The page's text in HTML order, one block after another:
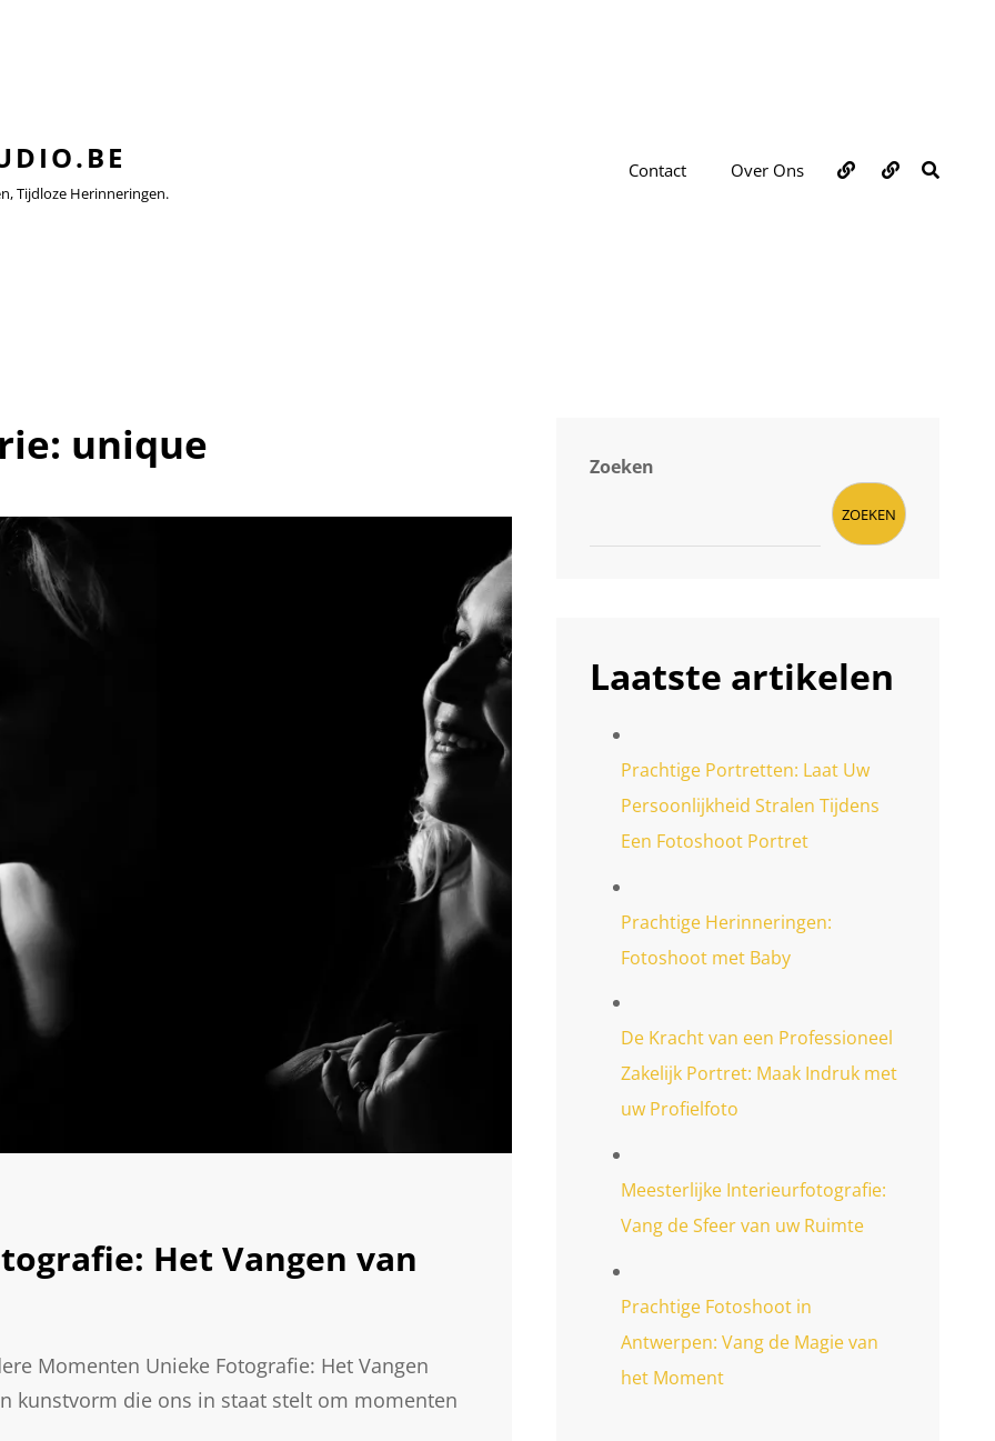
Tijdloze Herinneringen.
Contact Over Ons Over
ons
Contact
unique
Het Vangen van
Momenten Unieke Fotografie: Het Vangen
kunstvorm die ons in staat stelt om momenten
Zoeken
ZOEKEN
Laatste artikelen
Prachtige Portretten: Laat Uw
Persoonlijkheid Stralen Tijdens
Een Fotoshoot Portret
Prachtige Herinneringen:
Fotoshoot met Baby
De Kracht van een Professioneel
Zakelijk Portret: Maak Indruk met
uw Profielfoto
Meesterlijke Interieurfotografie:
Vang de Sfeer van uw Ruimte
Prachtige Fotoshoot in
Antwerpen: Vang de Magie van
het Moment